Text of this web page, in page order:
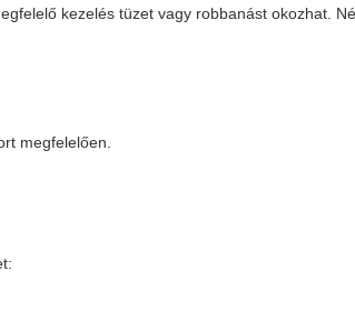
kezelés tüzet vagy robbanást okozhat.
megfelelően.